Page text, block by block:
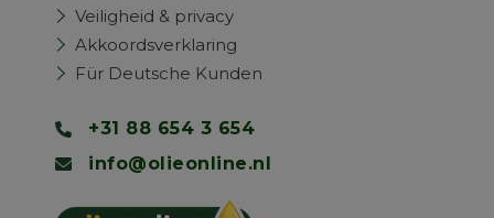
Veiligheid & privacy
Akkoordsverklaring
Für Deutsche Kunden
+31 88 654 3 654
info@olieonline.nl